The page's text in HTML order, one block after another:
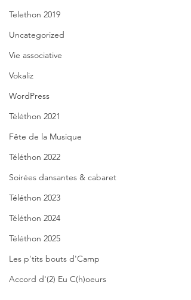
Telethon 2019
Uncategorized
Vie associative
Vokaliz
WordPress
Téléthon 2021
Fête de la Musique
Téléthon 2022
Soirées dansantes & cabaret
Téléthon 2023
Téléthon 2024
Téléthon 2025
Les p'tits bouts d'Camp
Accord d'(2) Eu C(h)oeurs